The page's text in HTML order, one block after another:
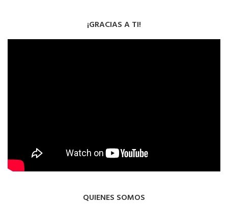
¡GRACIAS A TI!
QUIENES SOMOS